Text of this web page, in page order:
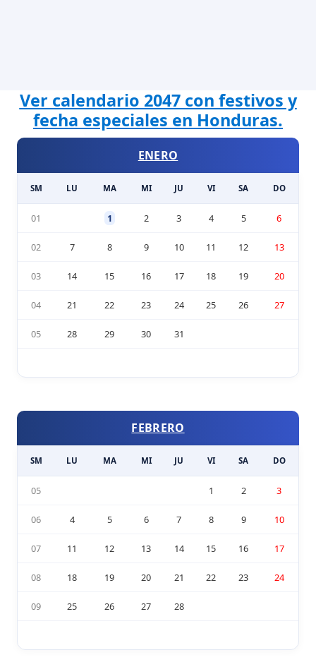
Ver calendario 2047 con festivos y
fecha especiales en Honduras.
ENERO
SM LU MA MI JU VI SA DO
01 1 2 3 4 5 6
02 7 8 9 10 11 12 13
03 14 15 16 17 18 19 20
04 21 22 23 24 25 26 27
05 28 29 30 31
FEBRERO
SM LU MA MI JU VI SA DO
05 1 2 3
06 4 5 6 7 8 9 10
07 11 12 13 14 15 16 17
08 18 19 20 21 22 23 24
09 25 26 27 28